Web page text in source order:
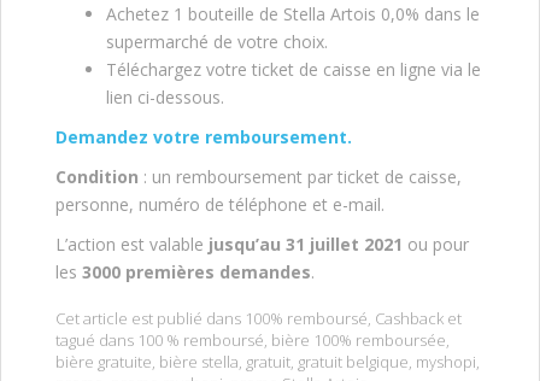
Achetez 1 bouteille de Stella Artois 0,0% dans le
supermarché de votre choix.
Téléchargez votre ticket de caisse en ligne via le
lien ci-dessous.
Demandez votre remboursement.
Condition : un remboursement par ticket de caisse,
personne, numéro de téléphone et e-mail.
L’action est valable jusqu’au 31 juillet 2021 ou pour
les 3000 premières demandes.
Cet article est publié dans 100% remboursé, Cashback et
tagué dans 100 % remboursé, bière 100% remboursée,
bière gratuite, bière stella, gratuit, gratuit belgique, myshopi,